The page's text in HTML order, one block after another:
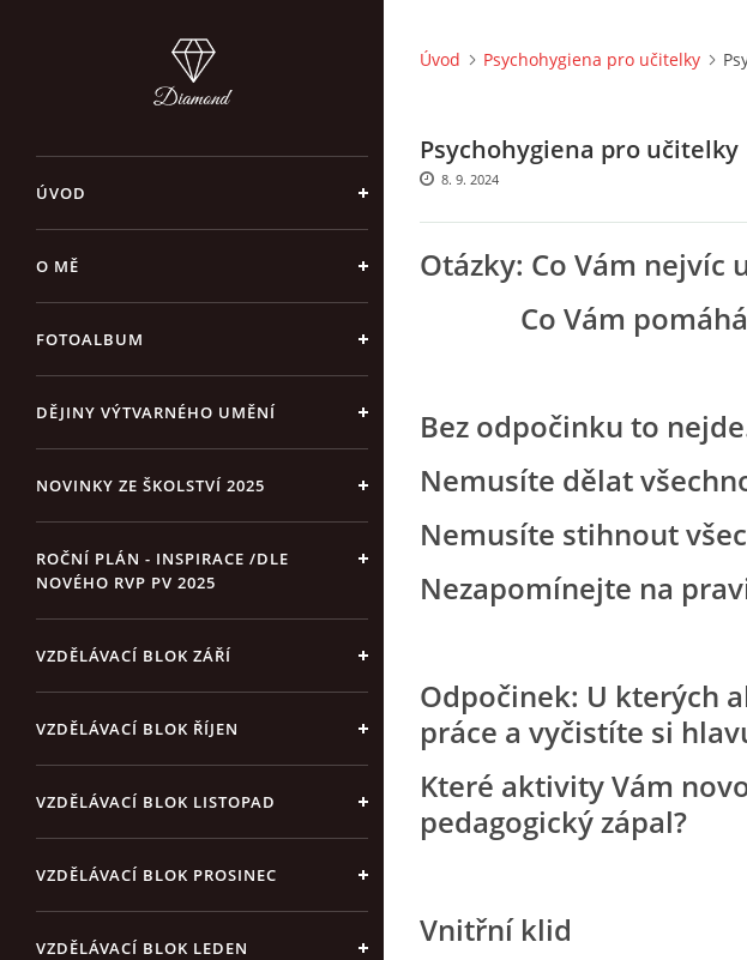
ÚVOD
O MĚ
FOTOALBUM
DĚJINY VÝTVARNÉHO UMĚNÍ
NOVINKY ZE ŠKOLSTVÍ 2025
ROČNÍ PLÁN - INSPIRACE /DLE
NOVÉHO RVP PV 2025
VZDĚLÁVACÍ BLOK ZÁŘÍ
VZDĚLÁVACÍ BLOK ŘÍJEN
VZDĚLÁVACÍ BLOK LISTOPAD
VZDĚLÁVACÍ BLOK PROSINEC
VZDĚLÁVACÍ BLOK LEDEN
Úvod Psychohygiena pro učitelky
Psychohygiena pro učitelky
8. 9. 2024
Otázky: Co Vám nejvíc
Co Vám pomáhá
Bez odpočinku to
Nemusíte dělat
Nemusíte stihnout
Nezapomínejte na
Odpočinek: U kterých
práce a vyčistíte si
Které aktivity Vám
pedagogický zápal?
Vnitřní klid